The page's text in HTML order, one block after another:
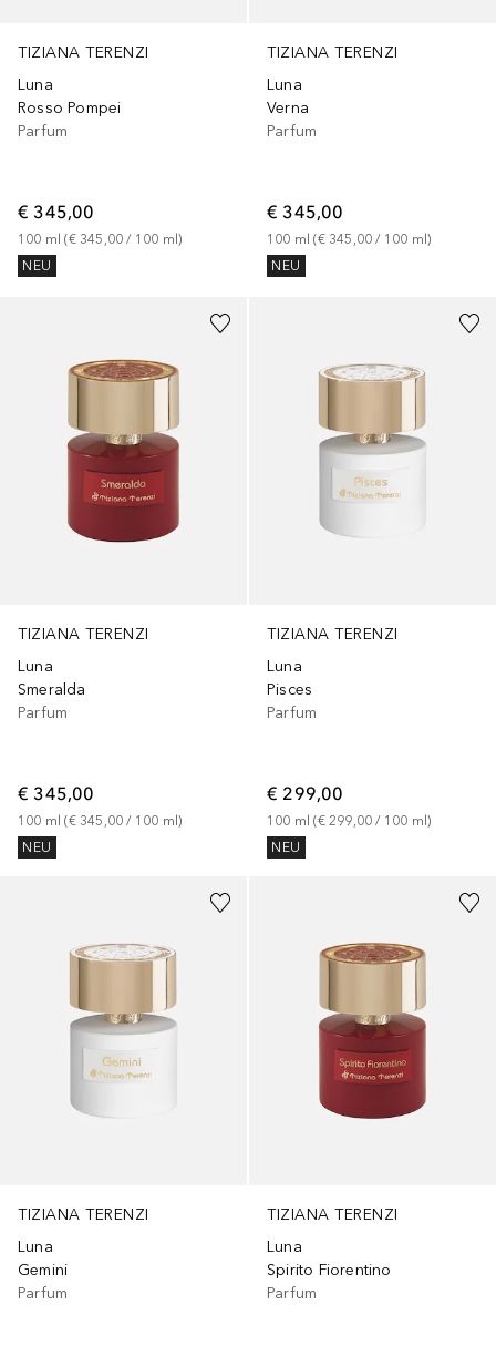
TIZIANA TERENZI
Luna
Rosso Pompei
Parfum
€ 345,00
100 ml (€ 345,00 / 100 ml)
NEU
TIZIANA TERENZI
Luna
Verna
Parfum
€ 345,00
100 ml (€ 345,00 / 100 ml)
NEU
TIZIANA TERENZI
Luna
Smeralda
Parfum
€ 345,00
100 ml (€ 345,00 / 100 ml)
NEU
TIZIANA TERENZI
Luna
Pisces
Parfum
€ 299,00
100 ml (€ 299,00 / 100 ml)
NEU
TIZIANA TERENZI
Luna
Gemini
Parfum
TIZIANA TERENZI
Luna
Spirito Fiorentino
Parfum